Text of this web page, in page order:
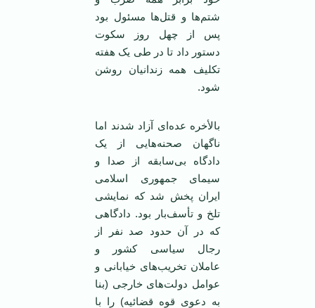
شتم‌ها و قتل‌ها مسئول بود
پس از چهل روز سکوت
دستور داد تا در طی یک هفته
تکلیف همه زندانیان روشن
شود.
بالأخره عده‌ای آزاد شدند اما
ناگهان صحنه‌هایی از یک
دادگاه بی‌سابقه از صدا و
سیمای جمهوری اسلامی
ایران پخش شد که نمایشی
تلخ و تأسف‌بار بود. دادگاهی
که در آن حدود صد نفر از
رجال سیاسی کشور و
عاملان تخریب‌های خیابانی و
عوامل دولت‌های خارجی (بنا
به دعوی قوه قضائیه) را با